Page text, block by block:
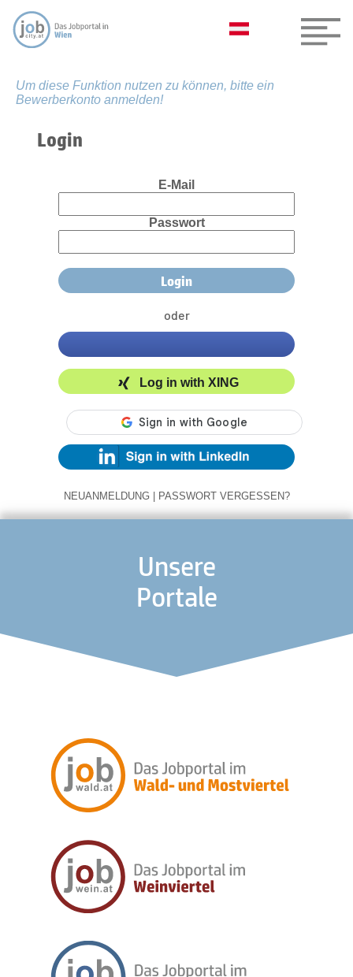
Um diese Funktion nutzen zu können, bitte ein
Bewerberkonto anmelden!
Login
E-Mail
Passwort
oder
Log in with XING
NEUANMELDUNG | PASSWORT VERGESSEN?
Unsere
Portale